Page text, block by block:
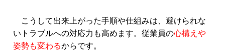
こうして出来上がった手順や仕組みは、避けられな
いトラブルへの対応力も高めます。従業員の心構えや
姿勢も変わるからです。